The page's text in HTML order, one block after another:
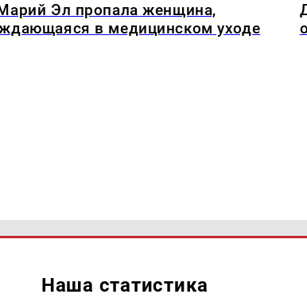
Эл пропала женщина,
в медицинском уходе
Наша статистика